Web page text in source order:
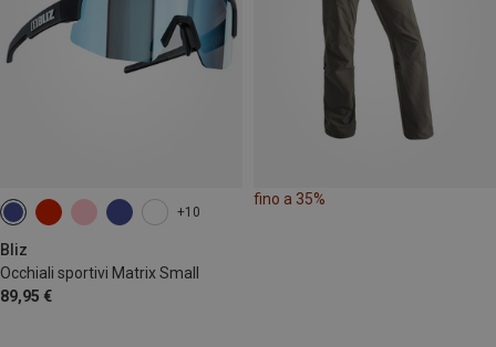
+10
Bliz
Occhiali sportivi Matrix Small
89,95 €
fino a 35%